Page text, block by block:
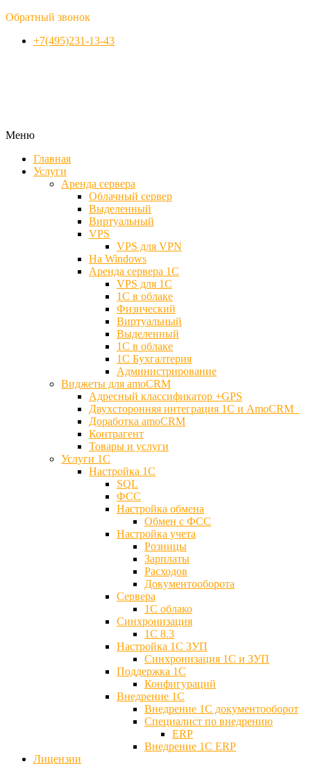
Обратный звонок
+7(495)231-13-43
Меню
Главная
Услуги
Аренда сервера
Облачный сервер
Выделенный
Виртуальный
VPS
VPS для VPN
На Windows
Аренда сервера 1С
VPS для 1С
1С в облаке
Физический
Виртуальный
Выделенный
1С в облаке
1С Бухгалтерия
Администрирование
Виджеты для amoCRM
Адресный классификатор +GPS
Двухсторонняя интеграция 1С и AmoCRM
Доработка amoCRM
Контрагент
Товары и услуги
Услуги 1С
Настройка 1С
SQL
ФСС
Настройка обмена
Обмен с ФСС
Настройка учета
Розницы
Зарплаты
Расходов
Документооборота
Сервера
1С облако
Синхронизация
1С 8.3
Настройка 1С ЗУП
Синхронизация 1С и ЗУП
Поддержка 1С
Конфигураций
Внедрение 1С
Внедрение 1С документооборот
Специалист по внедрению
ERP
Внедрение 1С ERP
Лицензии